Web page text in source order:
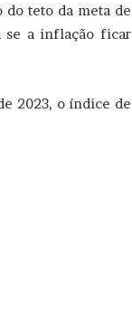
do teto da meta de
se a inflação ficar
2023, o índice de